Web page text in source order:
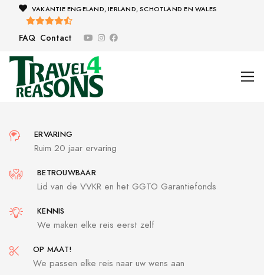
VAKANTIE ENGELAND, IERLAND, SCHOTLAND EN WALES
FAQ Contact
ERVARING
Ruim 20 jaar ervaring
BETROUWBAAR
Lid van de VVKR en het GGTO Garantiefonds
KENNIS
We maken elke reis eerst zelf
OP MAAT!
We passen elke reis naar uw wens aan